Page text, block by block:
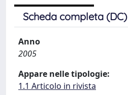
Scheda completa (DC)
Anno
2005
Appare nelle tipologie:
1.1 Articolo in rivista